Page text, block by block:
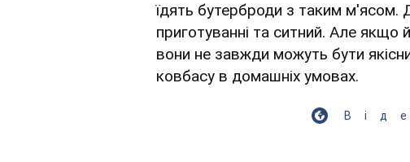
їдять бутерброди з таким
приготуванні та ситний. Але якщо
вони не завжди можуть бути
ковбасу в домашніх умовах.